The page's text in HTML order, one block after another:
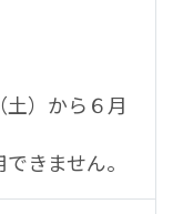
）から６月
きません。